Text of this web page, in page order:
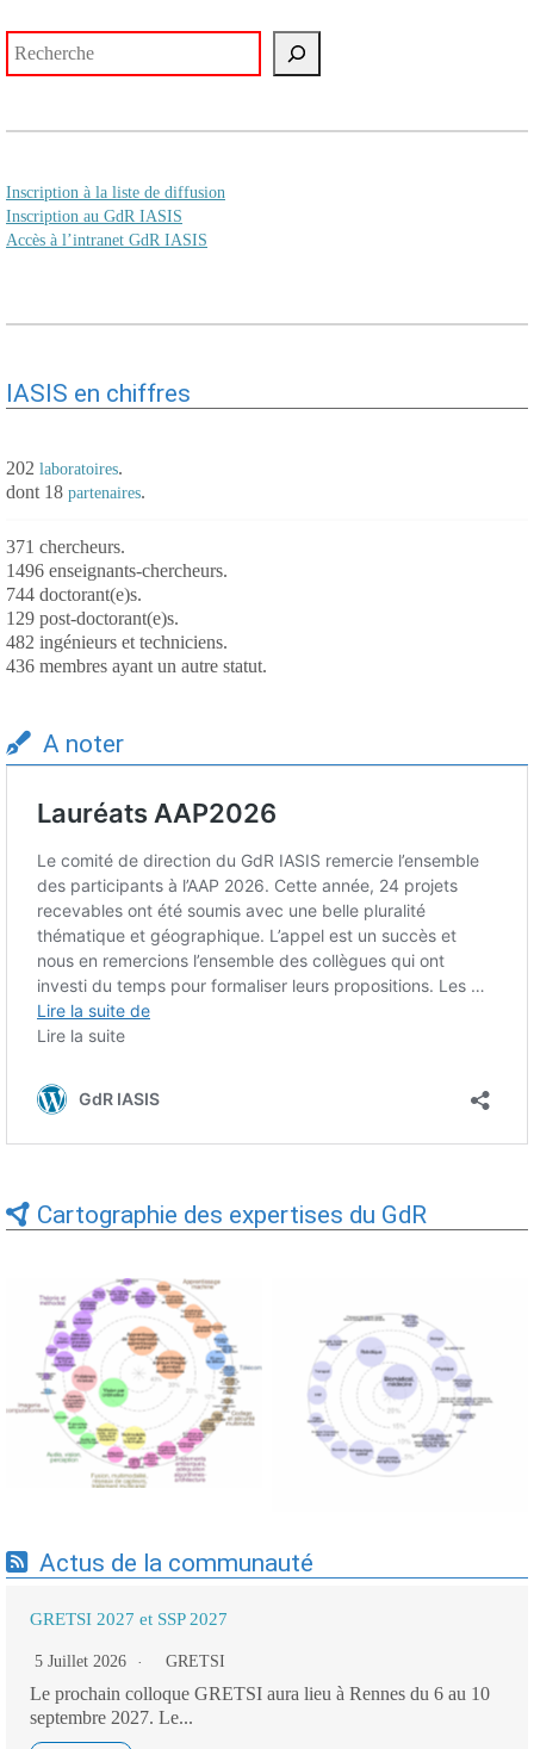
Inscription à la liste de diffusion
Inscription au GdR IASIS
Accès à l’intranet GdR IASIS
IASIS en chiffres
202 laboratoires.
dont 18 partenaires.
371 chercheurs.
1496 enseignants-chercheurs.
744 doctorant(e)s.
129 post-doctorant(e)s.
482 ingénieurs et techniciens.
436 membres ayant un autre statut.
A noter
Cartographie des expertises du GdR
Expertises du GdR -
cartographie par Axes -
19/09/2025
Expertises du GdR -
cartographie par mots-clés
applicatifs - 19/09/2025
Actus de la communauté
GRETSI 2027 et SSP 2027
5 Juillet 2026 GRETSI
Le prochain colloque GRETSI aura lieu à Rennes du 6 au 10
septembre 2027. Le...